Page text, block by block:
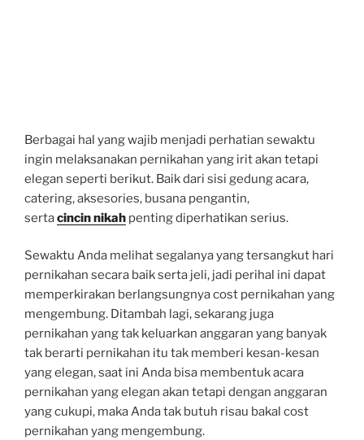
Berbagai hal yang wajib menjadi perhatian sewaktu
ingin melaksanakan pernikahan yang irit akan tetapi
elegan seperti berikut. Baik dari sisi gedung acara,
catering, aksesories, busana pengantin,
sertacincin nikah penting diperhatikan serius.
Sewaktu Anda melihat segalanya yang tersangkut hari
pernikahan secara baik serta jeli, jadi perihal ini dapat
memperkirakan berlangsungnya cost pernikahan yang
mengembung. Ditambah lagi, sekarang juga
pernikahan yang tak keluarkan anggaran yang banyak
tak berarti pernikahan itu tak memberi kesan-kesan
yang elegan, saat ini Anda bisa membentuk acara
pernikahan yang elegan akan tetapi dengan anggaran
yang cukupi, maka Anda tak butuh risau bakal cost
pernikahan yang mengembung.